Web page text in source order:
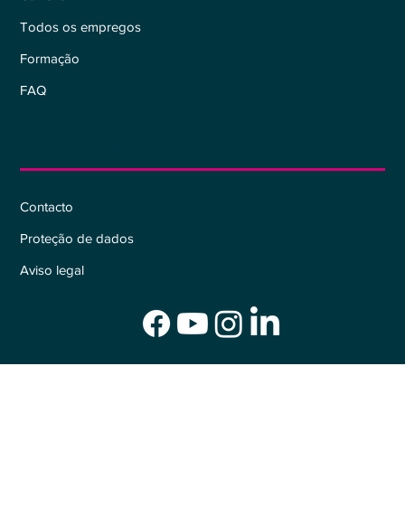
Todos os empregos
Formação
FAQ
Contacto
Proteção de dados
Aviso legal